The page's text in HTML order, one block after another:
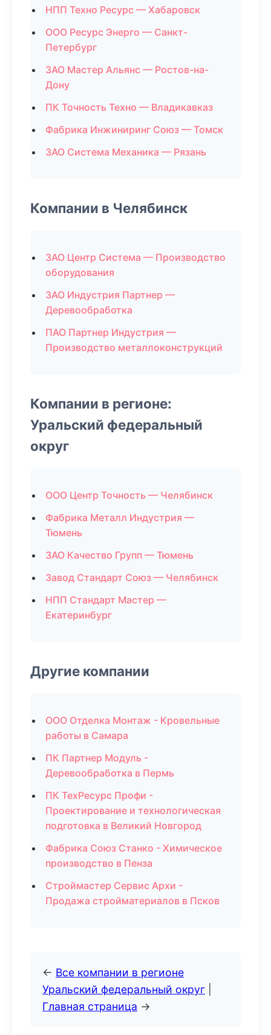
НПП Техно Ресурс — Хабаровск
ООО Ресурс Энерго — Санкт-
Петербург
ЗАО Мастер Альянс — Ростов-на-
Дону
ПК Точность Техно — Владикавказ
Фабрика Инжиниринг Союз — Томск
ЗАО Система Механика — Рязань
Компании в Челябинск
ЗАО Центр Система — Производство
оборудования
ЗАО Индустрия Партнер —
Деревообработка
ПАО Партнер Индустрия —
Производство металлоконструкций
Компании в регионе:
Уральский федеральный
округ
ООО Центр Точность — Челябинск
Фабрика Металл Индустрия —
Тюмень
ЗАО Качество Групп — Тюмень
Завод Стандарт Союз — Челябинск
НПП Стандарт Мастер —
Екатеринбург
Другие компании
ООО Отделка Монтаж - Кровельные
работы в Самара
ПК Партнер Модуль -
Деревообработка в Пермь
ПК ТехРесурс Профи -
Проектирование и технологическая
подготовка в Великий Новгород
Фабрика Союз Станко - Химическое
производство в Пенза
Строймастер Сервис Архи -
Продажа стройматериалов в Псков
← Все компании в регионе
Уральский федеральный округ
Главная страница →